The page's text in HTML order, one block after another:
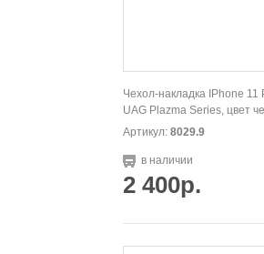
Чехол-накладка IPhone 11
UAG Plazma Series, цвет
Артикул: 8029.9
в наличии
2 400р.